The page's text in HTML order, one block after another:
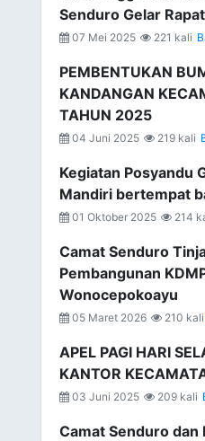
Senduro Gelar
07 Mei 2025 221 kali
PEMBENTUKAN
KANDANGAN
TAHUN 2025
04 Juni 2025 219 kali
Kegiatan Posyandu
Mandiri bertempat
01 Oktober 2025 214
Camat Senduro
Pembangunan
Wonocepokoayu
05 Maret 2026 210 kali
APEL PAGI HARI
KANTOR
03 Juni 2025 209 kali
Camat Senduro dan